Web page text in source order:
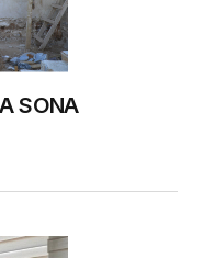
SONA